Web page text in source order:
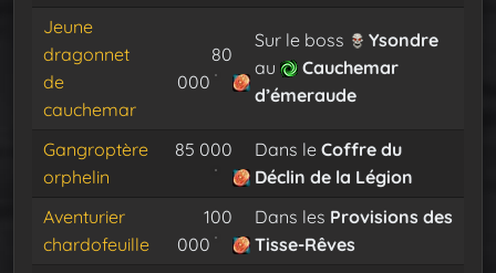
Jeune
dragonnet
de
cauchemar
80
000
Sur le boss
Ysondre
au
Cauchemar
d’émeraude
Gangroptère
orphelin
85 000 Dans le Coffre du
Déclin de la Légion
Aventurier
chardofeuille
100
000
Dans les Provisions des
Tisse-Rêves